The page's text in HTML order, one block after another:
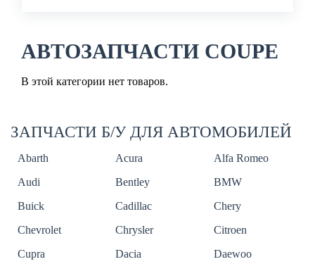
АВТОЗАПЧАСТИ COUPE
В этой категории нет товаров.
ЗАПЧАСТИ Б/У ДЛЯ АВТОМОБИЛЕЙ
Abarth Acura
Alfa Romeo
Audi
Bentley
BMW
Buick
Cadillac
Chery
Chevrolet
Chrysler
Citroen
Cupra
Dacia
Daewoo